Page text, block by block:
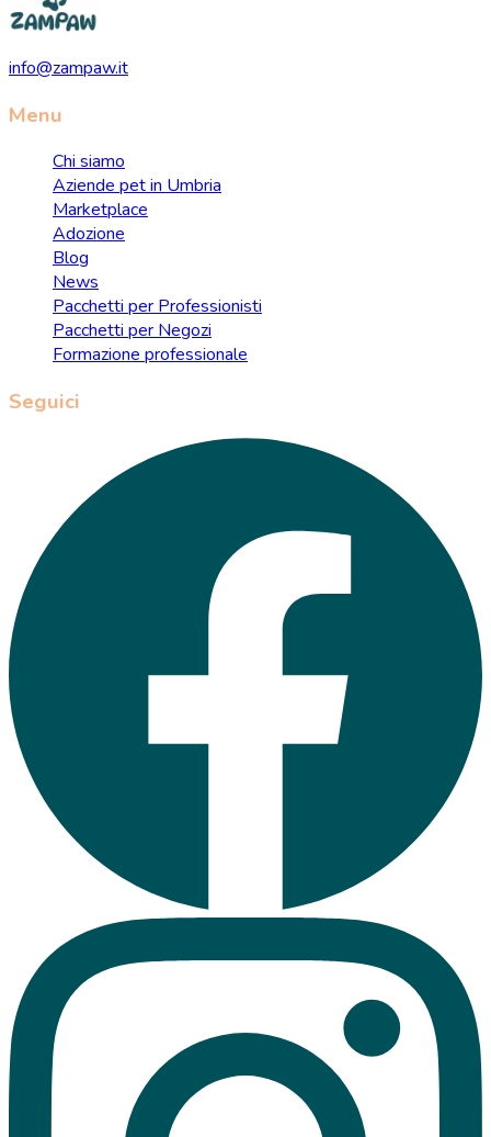
info@zampaw.it
Menu
Chi siamo
Aziende pet in Umbria
Marketplace
Adozione
Blog
News
Pacchetti per Professionisti
Pacchetti per Negozi
Formazione professionale
Seguici